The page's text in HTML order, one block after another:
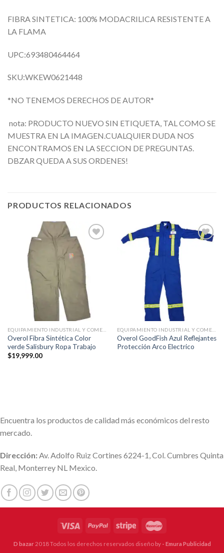
FIBRA SINTETICA: 100% MODACRILICA RESISTENTE A
LA FLAMA
UPC:693480464464
SKU:WKEW0621448
*NO TENEMOS DERECHOS DE AUTOR*
nota: PRODUCTO NUEVO SIN ETIQUETA, TAL COMO SE
MUESTRA EN LA IMAGEN.CUALQUIER DUDA NOS
ENCONTRAMOS EN LA SECCION DE PREGUNTAS.
DBZAR QUEDA A SUS ORDENES!
PRODUCTOS RELACIONADOS
lista de
deseos
Overol Fibra Sintética Color
verde Salisbury Ropa Trabajo
$19,999.00
Overol GoodFish Azul Reflejantes
Protección Arco Electrico
Encuentra los productos de calidad más económicos del resto
mercado.
Dirección:Av. Adolfo Ruiz Cortines 6224-1, Col. Cumbres Quinta
Real, Monterrey NL Mexico.
D bazar 2018 Todos los derechos reservados diseño by - Emura Publicidad